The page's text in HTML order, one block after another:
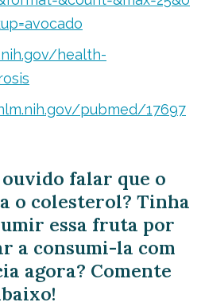
health-
pubmed/17697
falar que o
o colesterol? Tinha
essa fruta por
a consumi-la com
agora? Comente